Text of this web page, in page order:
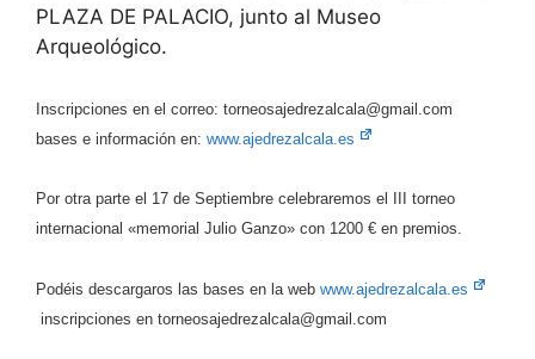
PLAZA DE PALACIO, junto al Museo
Arqueológico.
Inscripciones en el correo: torneosajedrezalcala@gmail.com
bases e información en: www.ajedrezalcala.es
Por otra parte el 17 de Septiembre celebraremos el III torneo
internacional «memorial Julio Ganzo» con 1200 € en premios.
Podéis descargaros las bases en la web www.ajedrezalcala.es
inscripciones en torneosajedrezalcala@gmail.com